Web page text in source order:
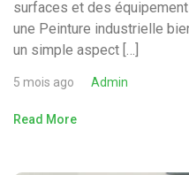
surfaces et des
une Peinture industrielle
un simple aspect […]
5 mois ago Admin
Read More